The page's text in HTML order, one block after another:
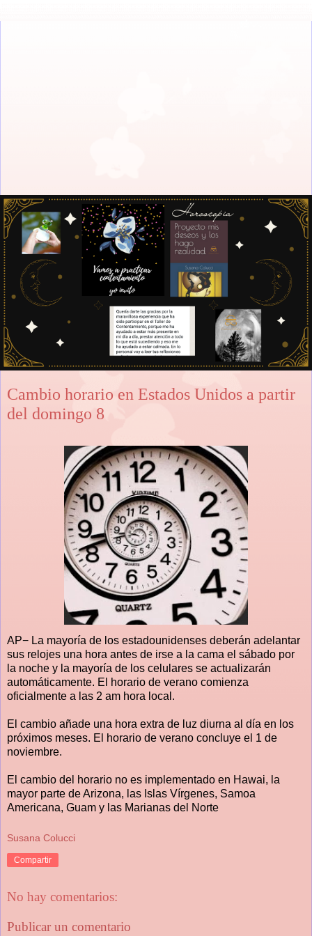
Cambio horario en Estados Unidos a partir
del domingo 8
AP− La mayoría de los estadounidenses deberán adelantar
sus relojes una hora antes de irse a la cama el sábado por
la noche y la mayoría de los celulares se actualizarán
automáticamente. El horario de verano comienza
oficialmente a las 2 am hora local.
El cambio añade una hora extra de luz diurna al día en los
próximos meses. El horario de verano concluye el 1 de
noviembre.
El cambio del horario no es implementado en Hawai, la
mayor parte de Arizona, las Islas Vírgenes, Samoa
Americana, Guam y las Marianas del Norte
Susana Colucci
Compartir
No hay comentarios:
Publicar un comentario